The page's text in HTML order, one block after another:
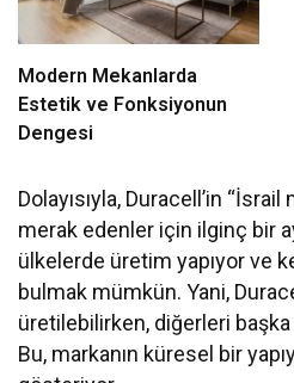
Modern Mekanlarda
Estetik ve Fonksiyonun
Dengesi
Dolayısıyla, Duracell’in “İsrail
merak edenler için ilginç bir
ülkelerde üretim yapıyor ve
bulmak mümkün. Yani,
üretilebilirken, diğerleri
Bu, markanın küresel bir